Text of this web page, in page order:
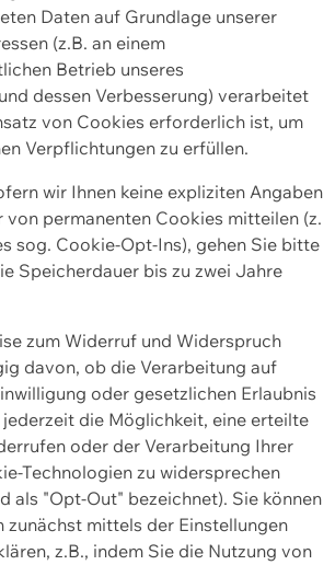
Daten auf Grundlage unserer
(z.B. an einem
Betrieb unseres
dessen Verbesserung) verarbeitet
von Cookies erforderlich ist, um
Verpflichtungen zu erfüllen.
wir Ihnen keine expliziten Angaben
von permanenten Cookies mitteilen (z.
sog. Cookie-Opt-Ins), gehen Sie bitte
Speicherdauer bis zu zwei Jahre
zum Widerruf und Widerspruch
davon, ob die Verarbeitung auf
oder gesetzlichen Erlaubnis
die Möglichkeit, eine erteilte
oder der Verarbeitung Ihrer
Technologien zu widersprechen
als "Opt-Out" bezeichnet). Sie können
zunächst mittels der Einstellungen
z.B., indem Sie die Nutzung von